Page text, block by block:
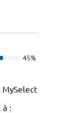
45%
: